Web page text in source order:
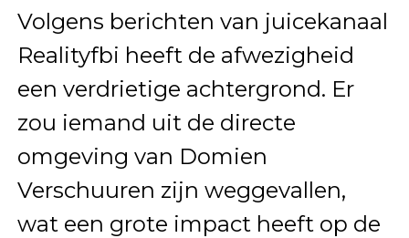
Volgens berichten van juicekanaal
Realityfbi heeft de afwezigheid
een verdrietige achtergrond. Er
zou iemand uit de directe
omgeving van Domien
Verschuuren zijn weggevallen,
wat een grote impact heeft op de